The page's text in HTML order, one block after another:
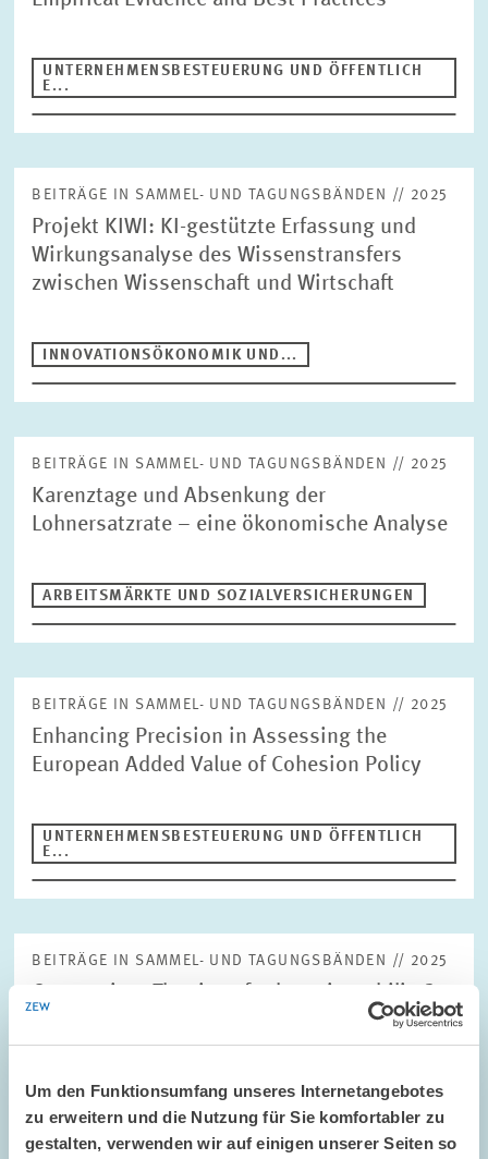
Um den Funktionsumfang unseres Internetangebotes
zu erweitern und die Nutzung für Sie komfortabler zu
gestalten, verwenden wir auf einigen unserer Seiten so
UNTERNEHMENSBESTEUERUNG UND ÖFFENTLICH
E...
BEITRÄGE IN SAMMEL- UND TAGUNGSBÄNDEN // 2025
Projekt KIWI: KI-gestützte Erfassung und
Wirkungsanalyse des Wissenstransfers
zwischen Wissenschaft und Wirtschaft
INNOVATIONSÖKONOMIK UND...
BEITRÄGE IN SAMMEL- UND TAGUNGSBÄNDEN // 2025
Karenztage und Absenkung der
Lohnersatzrate – eine ökonomische Analyse
ARBEITSMÄRKTE UND SOZIALVERSICHERUNGEN
BEITRÄGE IN SAMMEL- UND TAGUNGSBÄNDEN // 2025
Enhancing Precision in Assessing the
European Added Value of Cohesion Policy
UNTERNEHMENSBESTEUERUNG UND ÖFFENTLICH
E...
BEITRÄGE IN SAMMEL- UND TAGUNGSBÄNDEN // 2025
sector must significantly reduce emissions via more efficient
vehicles, different energy…